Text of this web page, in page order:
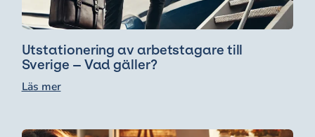
Utstationering av arbetstagare till
Sverige – Vad gäller?
Läs mer